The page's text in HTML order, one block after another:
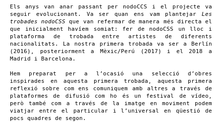
Els anys van anar passant per nodoCCS i el projecte va
seguir evolucionant. Va ser quan ens vam plantejar Les
trobades nodoCSS que van refermar de manera més directa el
que inicialment havíem somiat: fer de nodoCSS un lloc i
plataforma de trobada entre artistes de diferents
nacionalitats. La nostra primera trobada va ser a Berlín
(2016), posteriorment a Mèxic/Perú (2017) i el 2018 a
Madrid i Barcelona.
Hem preparat per a l’ocasió una selecció d’obres
inspirades en aquesta primera trobada, aquesta primera
reflexió sobre com ens comuniquem amb altres a través de
plataformes de difusió com ho és un festival de vídeo,
però també com a través de la imatge en moviment podem
viatjar entre el particular i l’universal en qüestió de
pocs quadres de segon.